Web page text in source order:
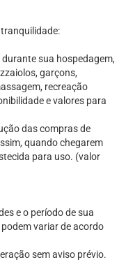
sua hospedagem,
garçons,
recreação
e valores para
das compras de
quando chegarem
para uso. (valor
e o período de sua
variar de acordo
sem aviso prévio.